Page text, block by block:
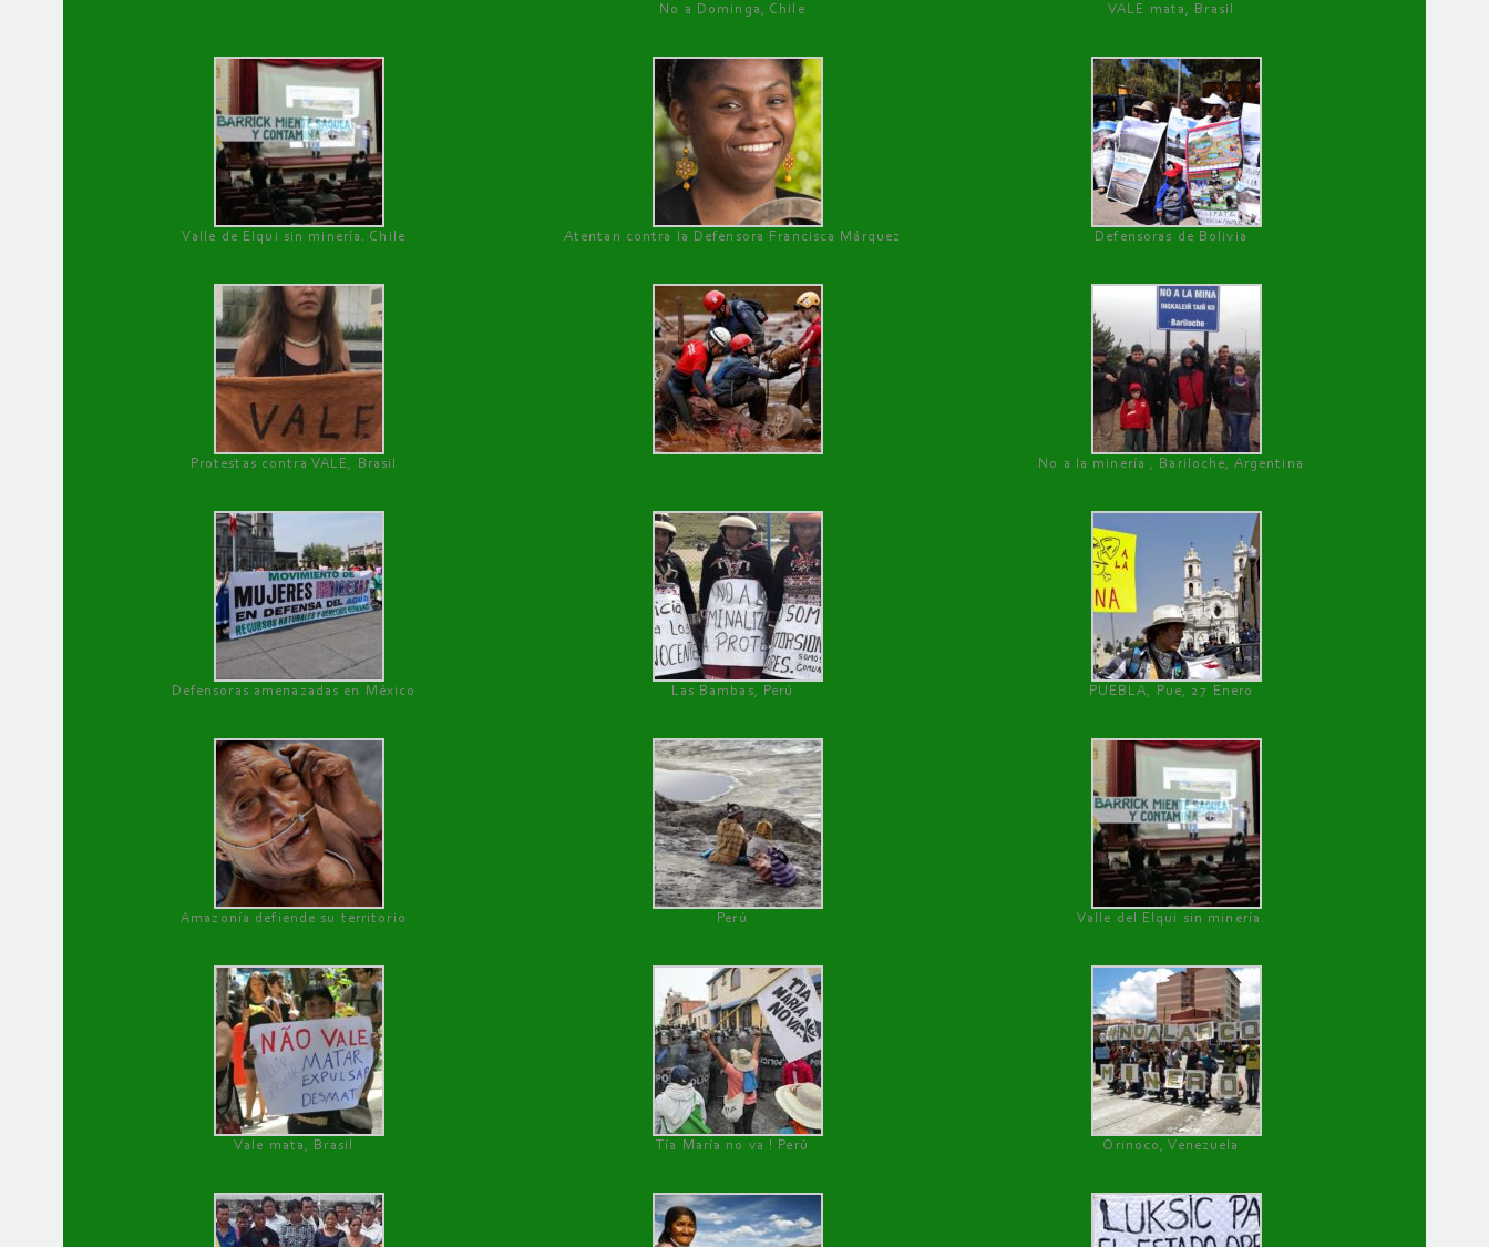
No a Dominga, Chile
VALE mata, Brasil
Valle de Elqui sin minería. Chile Atentan contra la Defensora Francisca Márquez Defensoras de Bolivia
Protestas contra VALE, Brasil No a la minería , Bariloche, Argentina
Defensoras amenazadas en México Las Bambas, Perú PUEBLA, Pue, 27 Enero
Amazonía defiende su territorio Perú Valle del Elqui sin minería.
Vale mata, Brasil Tía María no va ! Perú Orinoco, Venezuela